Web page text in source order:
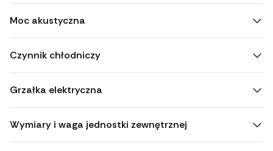
Moc akustyczna
Czynnik chłodniczy
Grzałka elektryczna
Wymiary i waga jednostki zewnętrznej